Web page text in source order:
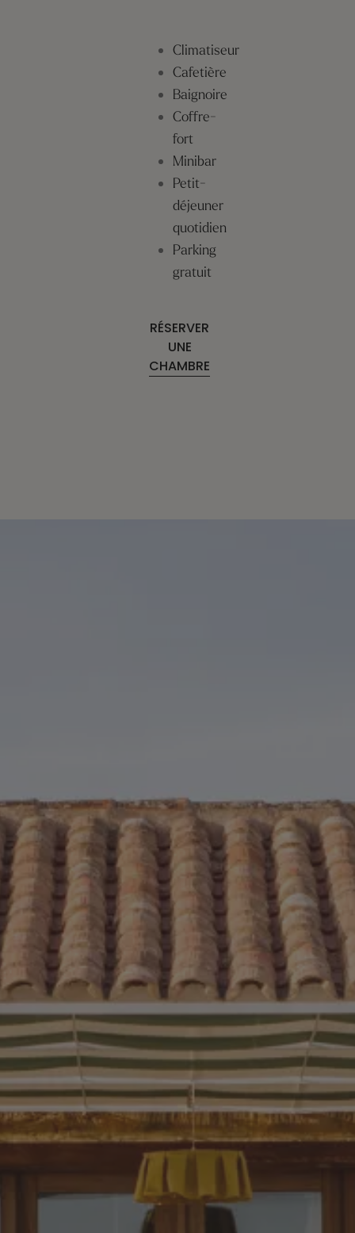
Climatiseur
Cafetière
Baignoire
Coffre-
fort
Minibar
Petit-
déjeuner
quotidien
Parking
gratuit
RÉSERVER
UNE
CHAMBRE